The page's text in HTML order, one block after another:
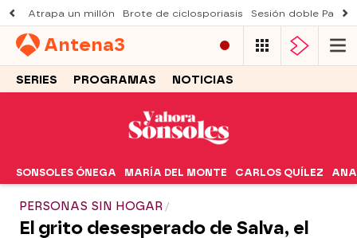
Atrapa un millón Brote de ciclosporiasis Sesión doble
Antena3
SERIES PROGRAMAS NOTICIAS
SONSOLES ÓNEGA MARÍA DEL MONTE CARLOS QUÍLEZ ANA
PERSONAS SIN HOGAR
El grito desesperado de Salva, el